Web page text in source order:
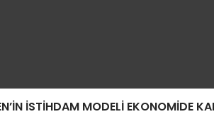
İSTIHDAM MODELI EKONOMIDE